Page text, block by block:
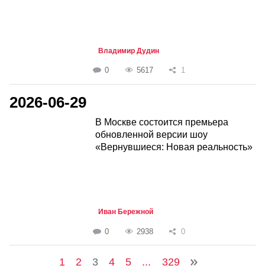
Владимир Дудин
0 5617 1
2026-06-29
В Москве состоится премьера
обновленной версии шоу
«Вернувшиеся: Новая реальность»
Иван Бережной
0 2938 0
1 2 3 4 5 ... 329